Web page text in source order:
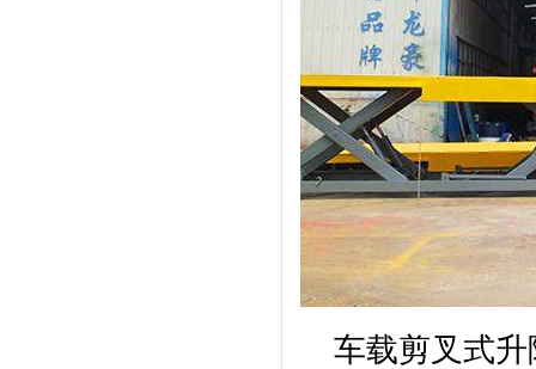
车载剪叉式升